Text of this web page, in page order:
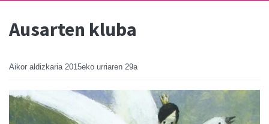
Ausarten kluba
Aikor aldizkaria 2015eko urriaren 29a